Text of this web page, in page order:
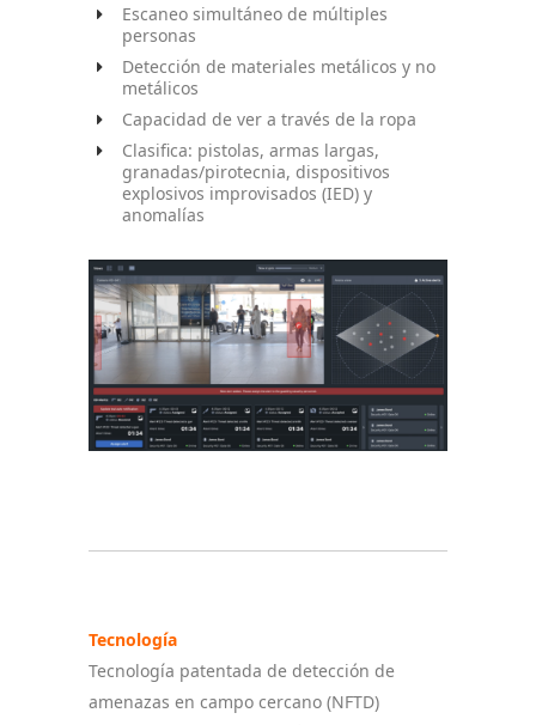
Escaneo simultáneo de múltiples
personas
Detección de materiales metálicos y no
metálicos
Capacidad de ver a través de la ropa
Clasifica: pistolas, armas largas,
granadas/pirotecnia, dispositivos
explosivos improvisados (IED) y
anomalías
Tecnología
Tecnología patentada de detección de
amenazas en campo cercano (NFTD)